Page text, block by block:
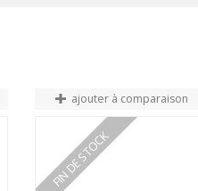
ajouter à comparaison
FIN DE STOCK